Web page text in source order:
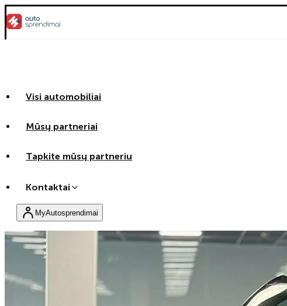
Visi automobiliai
Mūsų partneriai
Tapkite mūsų partneriu
Kontaktai
MyAutosprendimai